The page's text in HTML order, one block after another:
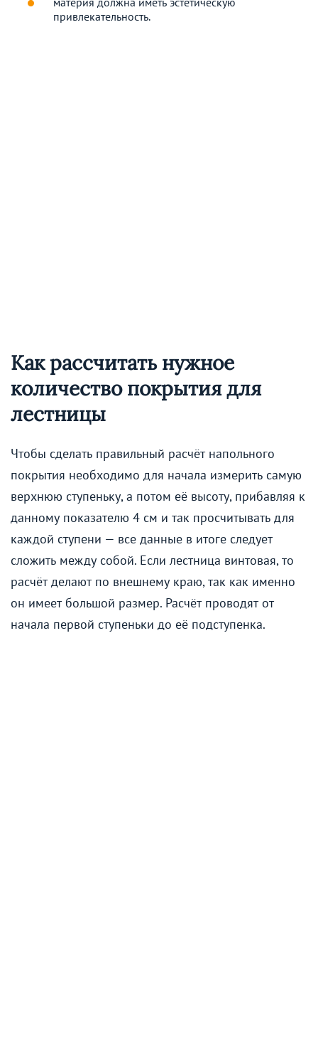
привлекательность.
Как рассчитать нужное
количество покрытия для
лестницы
Чтобы сделать правильный расчёт напольного
покрытия необходимо для начала измерить самую
верхнюю ступеньку, а потом её высоту, прибавляя к
данному показателю 4 см и так просчитывать для
каждой ступени — все данные в итоге следует
сложить между собой. Если лестница винтовая, то
расчёт делают по внешнему краю, так как именно
он имеет большой размер. Расчёт проводят от
начала первой ступеньки до её подступенка.